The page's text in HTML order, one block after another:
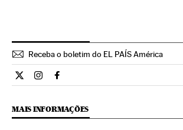
Receba o boletim do EL PAÍS América
Estilo El País Brasil en Twitter
Estilo El País Brasil en Instagram
Estilo El País Brasil en Facebook
MAIS INFORMAÇÕES